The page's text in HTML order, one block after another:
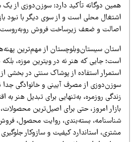
دوگانه تأکید دارد: سوزن‌دوزی از یک سو
محلی است و از سوی دیگر با نبود بازار
و ضعف زیرساخت فروش روبه‌روست.
سیستان‌وبلوچستان از مهم‌ترین پهنه‌های
جایی که هنر نه در ویترین موزه، بلکه در
استفاده از پوشاک سنتی در بخشی از
از مصرف آیینی و خانوادگی جدا
روزمره، به‌تنهایی برای تبدیل هنر به
امروز، حتی برای اصیل‌ترین محصولات،
بسته‌بندی، روایت محصول، فروش
استاندارد کیفیت و سازوکار جلوگیری از